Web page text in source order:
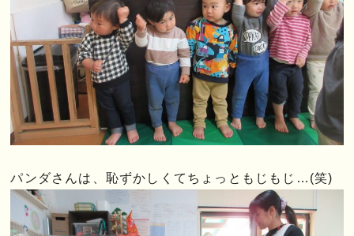
パンダさんは、恥ずかしくてちょっともじもじ…(笑)